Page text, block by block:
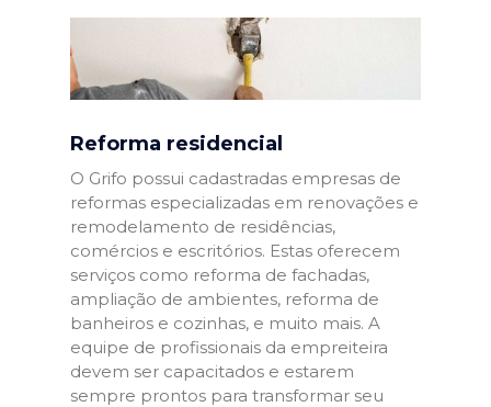
Reforma residencial
O Grifo possui cadastradas empresas de
reformas especializadas em renovações e
remodelamento de residências,
comércios e escritórios. Estas oferecem
serviços como reforma de fachadas,
ampliação de ambientes, reforma de
banheiros e cozinhas, e muito mais. A
equipe de profissionais da empreiteira
devem ser capacitados e estarem
sempre prontos para transformar seu